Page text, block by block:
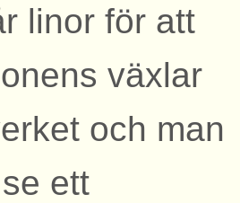
linor för att
växlar
och man
ett